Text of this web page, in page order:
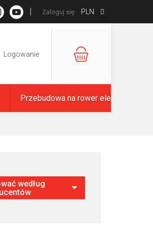
PLN
Zaloguj się
KOSZYK
Przebudowa na rower elektryczny